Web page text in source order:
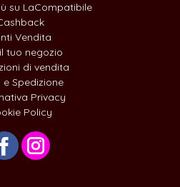
su LaCompatibile
Vendita
tuo negozio
di vendita
e Spedizione
Privacy
Policy